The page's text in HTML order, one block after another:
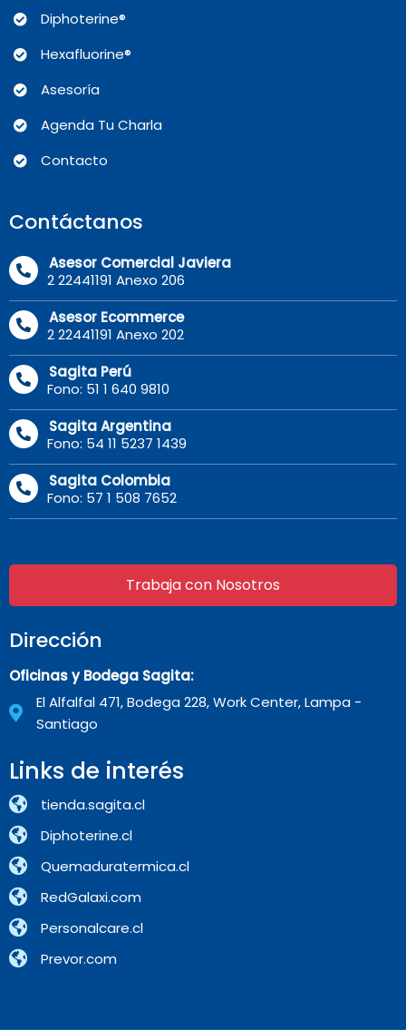
Diphoterine®
Hexafluorine®
Asesoría
Agenda Tu Charla
Contacto
Contáctanos
Asesor Comercial Javiera
2 22441191 Anexo 206
Asesor Ecommerce
2 22441191 Anexo 202
Sagita Perú
Fono: 51 1 640 9810
Sagita Argentina
Fono: 54 11 5237 1439
Sagita Colombia
Fono: 57 1 508 7652
Trabaja con Nosotros
Dirección
Oficinas y Bodega Sagita:
El Alfalfal 471, Bodega 228, Work Center, Lampa -
Santiago
Links de interés
tienda.sagita.cl
Diphoterine.cl
Quemaduratermica.cl
RedGalaxi.com
Personalcare.cl
Prevor.com